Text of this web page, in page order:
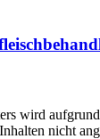
wird
nicht